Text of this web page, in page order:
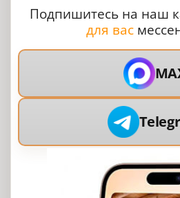
Подпишитесь на наш
для вас